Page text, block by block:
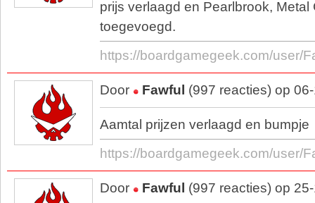
prijs verlaagd en Pearlbrook, Metal
toegevoegd.
https://boardgamegeek.com/user/
Door Fawful (997 reacties) op
Aamtal prijzen verlaagd en bumpje
https://boardgamegeek.com/user/
Door Fawful (997 reacties) op